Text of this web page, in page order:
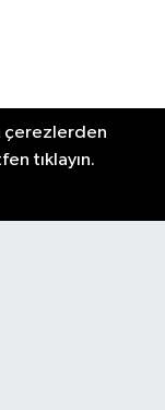
Spor
çerezlerden
tıklayın.